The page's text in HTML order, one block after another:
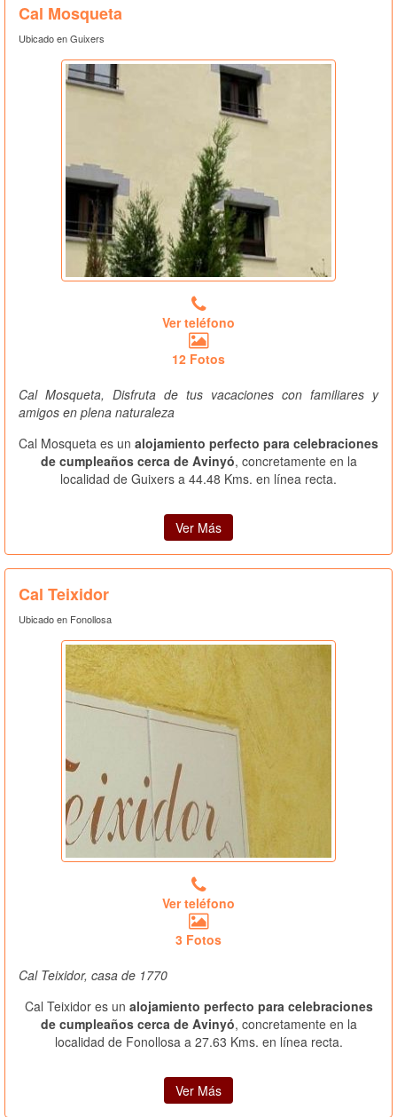
Cal Mosqueta
Ubicado en Guixers
Ver teléfono
12 Fotos
Cal Mosqueta, Disfruta de tus vacaciones con familiares y
amigos en plena naturaleza
Cal Mosqueta es un alojamiento perfecto para celebraciones
de cumpleaños cerca de Avinyó, concretamente en la
localidad de Guixers a 44.48 Kms. en línea recta.
Ver Más
Cal Teixidor
Ubicado en Fonollosa
Ver teléfono
3 Fotos
Cal Teixidor, casa de 1770
Cal Teixidor es un alojamiento perfecto para celebraciones
de cumpleaños cerca de Avinyó, concretamente en la
localidad de Fonollosa a 27.63 Kms. en línea recta.
Ver Más